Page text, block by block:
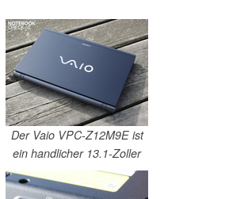
Der Vaio VPC-Z12M9E ist
ein handlicher 13.1-Zoller